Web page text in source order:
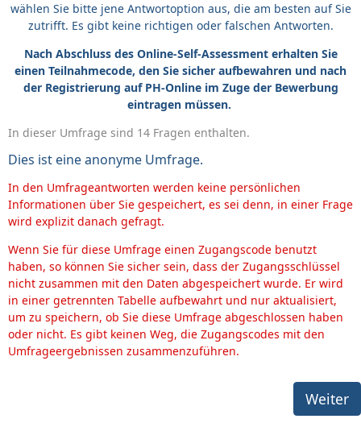
wählen Sie bitte jene Antwortoption aus, die am besten auf Sie
zutrifft. Es gibt keine richtigen oder falschen Antworten.
Nach Abschluss des Online-Self-Assessment erhalten Sie
einen Teilnahmecode, den Sie sicher aufbewahren und nach
der Registrierung auf PH-Online im Zuge der Bewerbung
eintragen müssen.
In dieser Umfrage sind 14 Fragen enthalten.
Dies ist eine anonyme Umfrage.
In den Umfrageantworten werden keine persönlichen
Informationen über Sie gespeichert, es sei denn, in einer Frage
wird explizit danach gefragt.
Wenn Sie für diese Umfrage einen Zugangscode benutzt
haben, so können Sie sicher sein, dass der Zugangsschlüssel
nicht zusammen mit den Daten abgespeichert wurde. Er wird
in einer getrennten Tabelle aufbewahrt und nur aktualisiert,
um zu speichern, ob Sie diese Umfrage abgeschlossen haben
oder nicht. Es gibt keinen Weg, die Zugangscodes mit den
Umfrageergebnissen zusammenzuführen.
Weiter